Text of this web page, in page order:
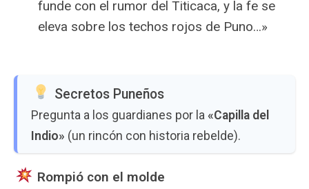
funde con el rumor del Titicaca, y la fe se
eleva sobre los techos rojos de Puno…»
Secretos Puneños
Pregunta a los guardianes por la «Capilla del
Indio» (un rincón con historia rebelde).
Rompió con el molde